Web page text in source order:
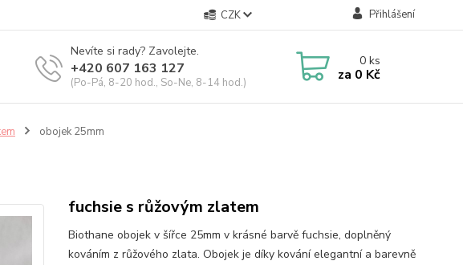
CZK Přihlášení
Nevíte si rady? Zavolejte.
+420 607 163 127
(Po-Pá, 8-20 hod., So-Ne, 8-14 hod.)
0ks
za 0 Kč
obojek 25mm
fuchsie s růžovým zlatem
Biothane obojek v šířce 25mm v krásné barvě fuchsie, doplněný
kováním z růžového zlata. Obojek je díky kování elegantní a barevně